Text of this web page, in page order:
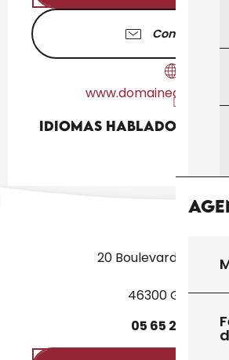
Contáctenos
Idiomas hablados
Idiomas hablados
20 Boulevard des
46300 Gourdon
05 65 27 50